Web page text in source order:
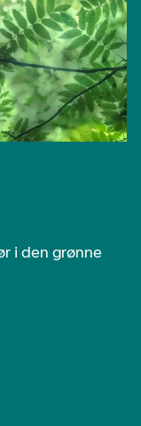
i den grønne